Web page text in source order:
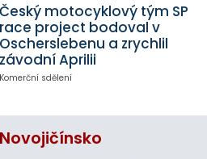
Český motocyklový tým SP
race project bodoval v
Oscherslebenu a zrychlil
závodní Aprilii
Komerční sdělení